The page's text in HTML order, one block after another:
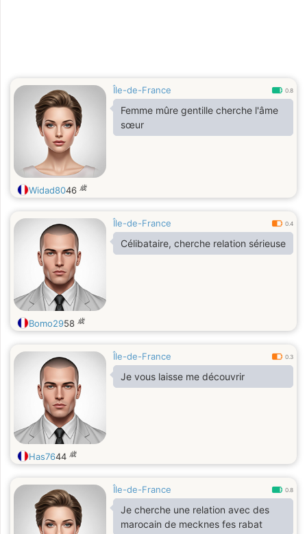
Île-de-France 0.8
Femme mûre gentille cherche l'âme
sœur
Widad8046 歳
Île-de-France 0.4
Célibataire, cherche relation sérieuse
Bomo2958 歳
Île-de-France 0.3
Je vous laisse me découvrir
Has7644 歳
Île-de-France 0.8
Je cherche une relation avec des
marocain de mecknes fes rabat